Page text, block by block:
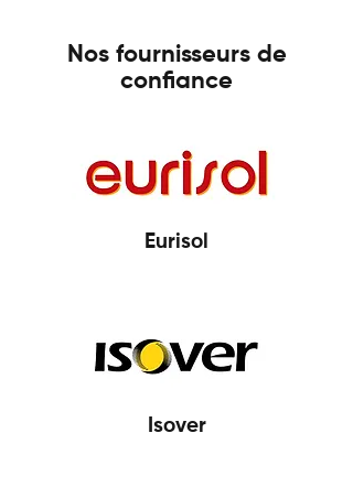
Nos fournisseurs de
confiance
Eurisol
Isover